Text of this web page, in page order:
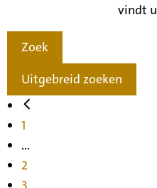
vindt u
Zoek
Uitgebreid zoeken
1
...
2